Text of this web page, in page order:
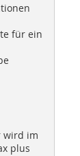
für ein
wird im
plus